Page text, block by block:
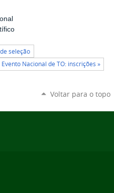
seleção
Nacional de TO: inscrições »
Voltar para o topo